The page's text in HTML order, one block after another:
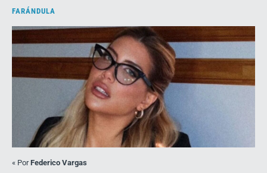
FARÁNDULA
« PorFederico Vargas